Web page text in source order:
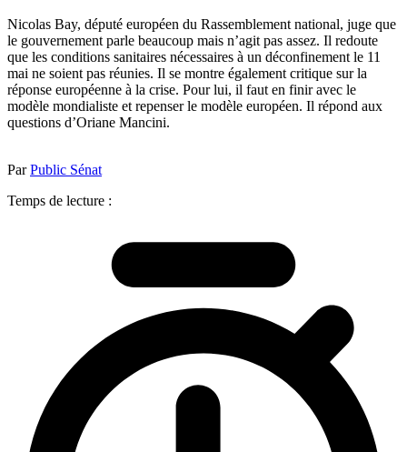
Nicolas Bay, député européen du Rassemblement national, juge que
le gouvernement parle beaucoup mais n’agit pas assez. Il redoute
que les conditions sanitaires nécessaires à un déconfinement le 11
mai ne soient pas réunies. Il se montre également critique sur la
réponse européenne à la crise. Pour lui, il faut en finir avec le
modèle mondialiste et repenser le modèle européen. Il répond aux
questions d’Oriane Mancini.
ParPublic Sénat
Temps de lecture :